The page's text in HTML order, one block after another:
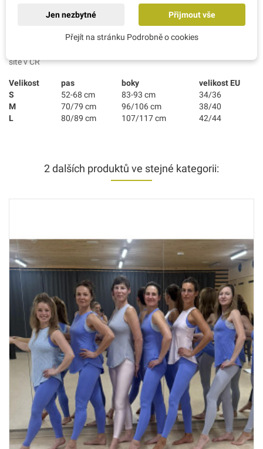
Gramáž materiálu: 200 g/m2
Certifikace materiálu: OEKO TEX STANDART Product Class I
šité v ČR
Velikost pas boky
velikost EU
S
52-68 cm 83-93 cm
34/36
M
70/79 cm 96/106 cm
38/40
L
80/89 cm 107/117 cm 42/44
2 dalších produktů ve stejné kategorii:
Jen nezbytné Přijmout vše
Přejít na stránku Podrobně o cookies